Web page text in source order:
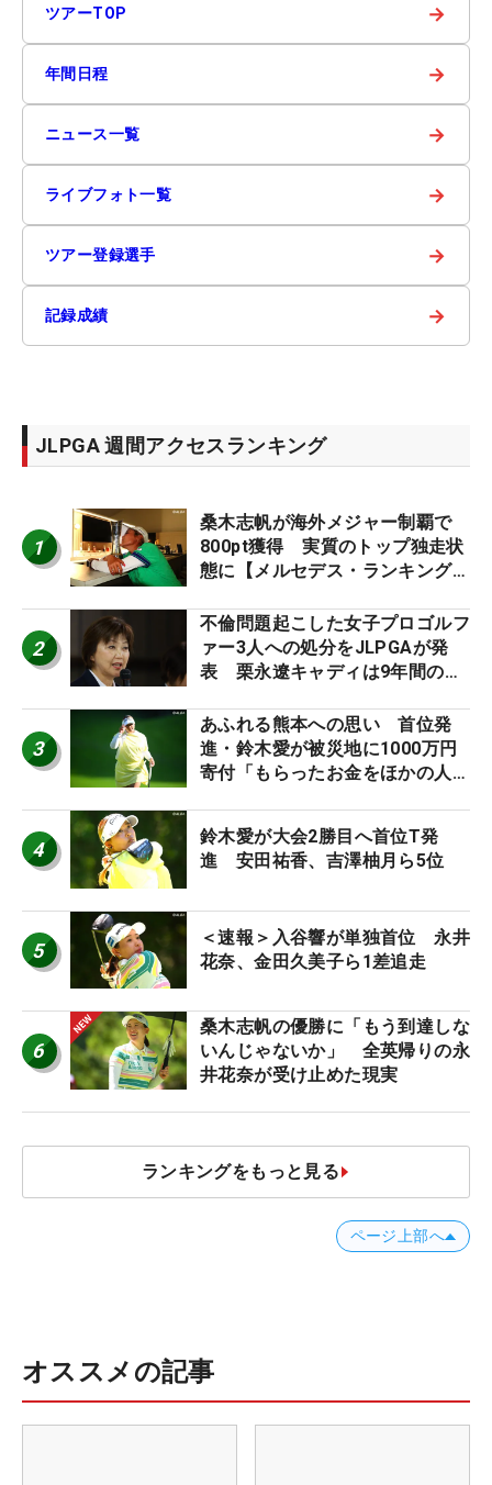
ツアーTOP →
年間日程 →
ニュース一覧 →
ライブフォト一覧 →
ツアー登録選手 →
記録成績 →
JLPGA 週間アクセスランキング
1
桑木志帆が海外メジャー制覇で
800pt獲得 実質のトップ独走状
態に【メルセデス・ランキング番
2
不倫問題起こした女子プロゴルフ
ァー3人への処分をJLPGAが発
表 栗永遼キャディは9年間の立
3
あふれる熊本への思い 首位発
進・鈴木愛が被災地に1000万円
寄付「もらったお金をほかの人
4
鈴木愛が大会2勝目へ首位T発
進 安田祐香、吉澤柚月ら5位
5
＜速報＞入谷響が単独首位 永井
花奈、金田久美子ら1差追走
6
桑木志帆の優勝に「もう到達しな
いんじゃないか」 全英帰りの永
井花奈が受け止めた現実
ランキングをもっと見る
ページ上部へ
オススメの記事